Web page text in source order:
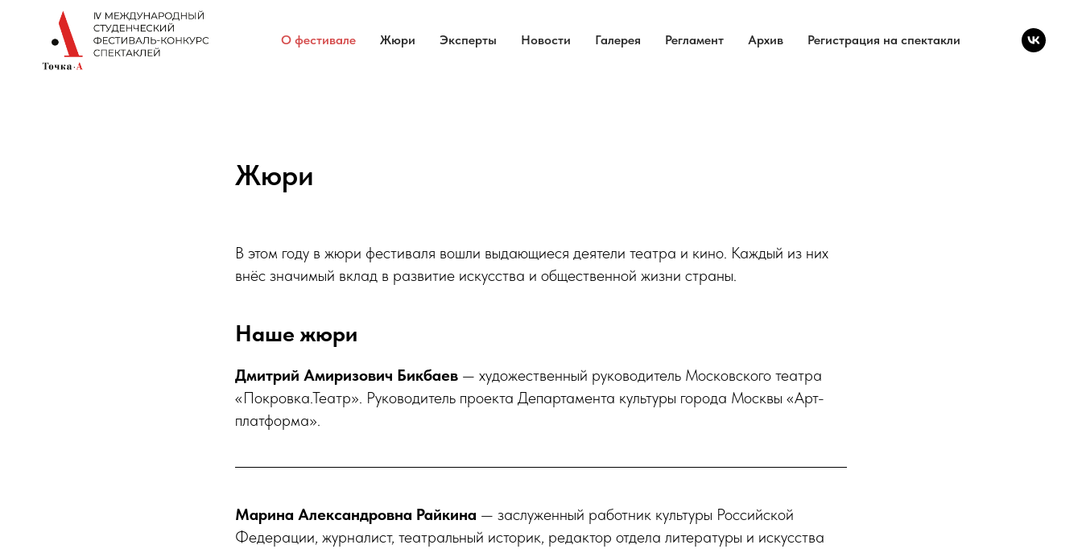
О фестивале Жюри Эксперты Новости Галерея Регламент Архив Регистрация на спектакли
Жюри
В этом году в жюри фестиваля вошли выдающиеся деятели театра и кино. Каждый из них
внёс значимый вклад в развитие искусства и общественной жизни страны.
Наше жюри
Дмитрий Амиризович Бикбаев — художественный руководитель Московского театра
«Покровка.Театр». Руководитель проекта Департамента культуры города Москвы «Арт-
платформа».
Марина Александровна Райкина — заслуженный работник культуры Российской
Федерации, журналист, театральный историк, редактор отдела литературы и искусства